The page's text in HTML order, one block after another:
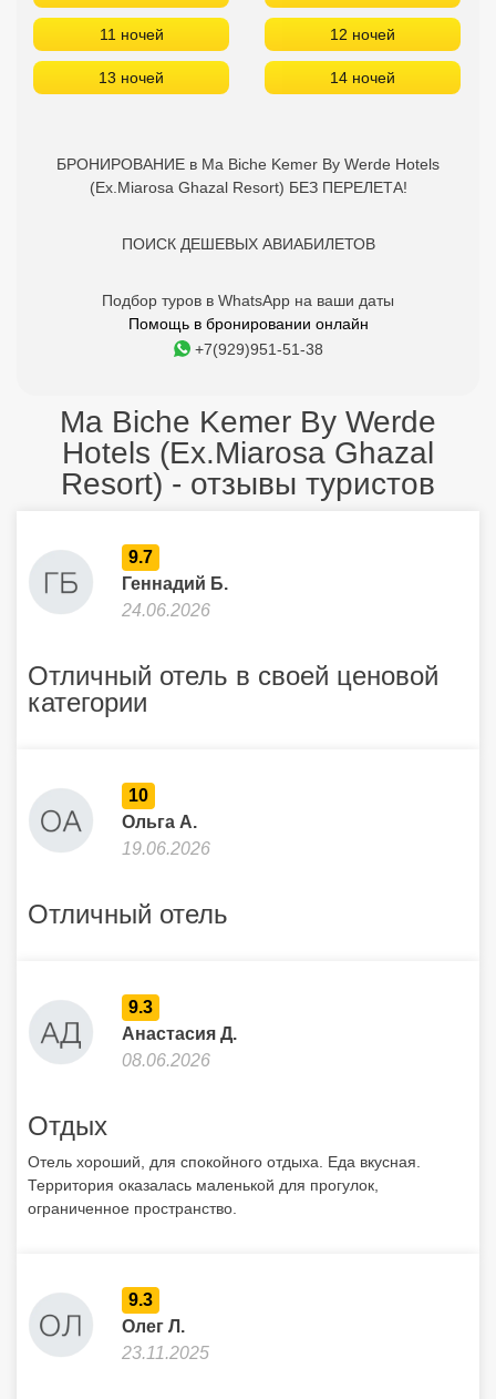
11 ночей 12 ночей
13 ночей 14 ночей
БРОНИРОВАНИЕ в Ma Biche Kemer By Werde Hotels
(Ex.Miarosa Ghazal Resort) БЕЗ ПЕРЕЛЕТА!
ПОИСК ДЕШЕВЫХ АВИАБИЛЕТОВ
Подбор туров в WhatsApp на ваши даты
Помощь в бронировании онлайн
+7(929)951-51-38
Ma Biche Kemer By Werde
Hotels (Ex.Miarosa Ghazal
Resort) - отзывы туристов
9.7
Геннадий Б.
24.06.2026
Отличный отель в своей ценовой
категории
10
Ольга А.
19.06.2026
Отличный отель
9.3
Анастасия Д.
08.06.2026
Отдых
Отель хороший, для спокойного отдыха. Еда вкусная.
Территория оказалась маленькой для прогулок,
ограниченное пространство.
9.3
Олег Л.
23.11.2025